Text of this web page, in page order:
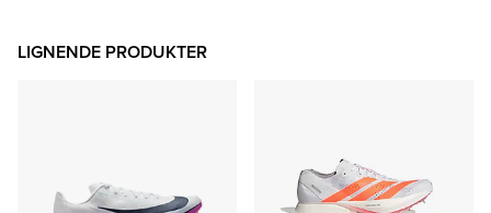
LIGNENDE PRODUKTER